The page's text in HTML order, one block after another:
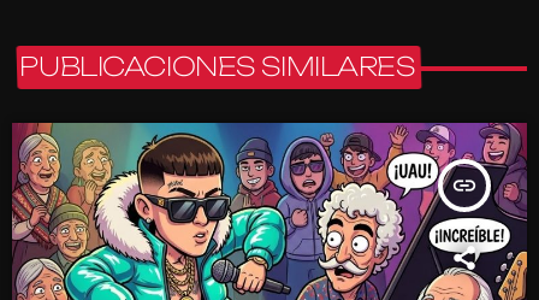
PUBLICACIONES SIMILARES
insert_link